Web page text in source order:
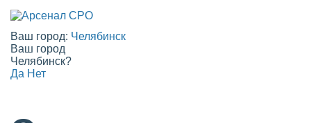
Ваш город: Челябинск
Ваш город
Челябинск?
Да Нет